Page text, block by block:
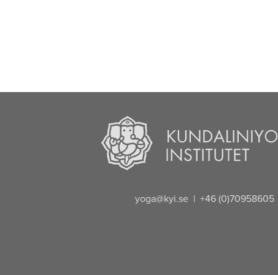
yoga@kyi.se | +46 (0)70958605